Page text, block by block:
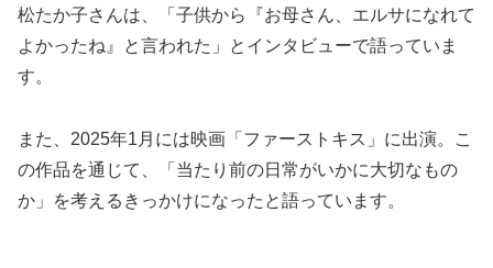
松たか子さんは、「子供から『お母さん、エルサになれて
よかったね』と言われた」とインタビューで語っていま
す。
また、2025年1月には映画「ファーストキス」に出演。こ
の作品を通じて、「当たり前の日常がいかに大切なもの
か」を考えるきっかけになったと語っています。